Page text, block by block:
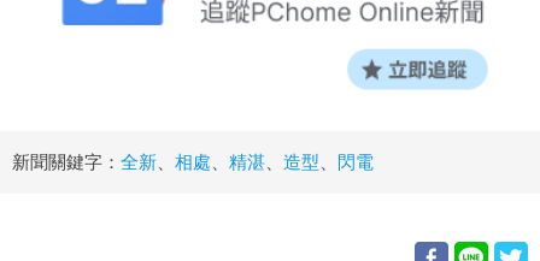
新聞關鍵字： 全新 相處 精湛 造型 閃電